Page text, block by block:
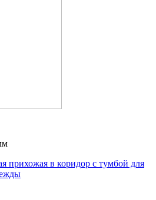
прихожая в коридор с тумбой для